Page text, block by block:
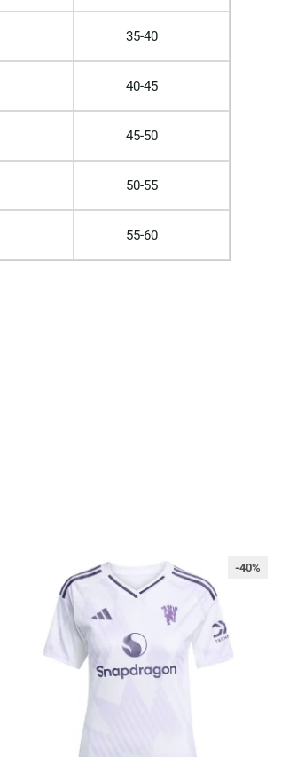
35-40
40-45
45-50
50-55
55-60
-40%